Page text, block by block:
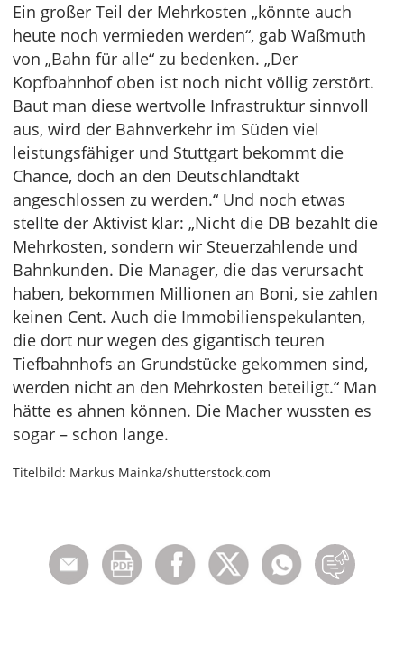
Ein großer Teil der Mehrkosten „könnte auch
heute noch vermieden werden“, gab Waßmuth
von „Bahn für alle“ zu bedenken. „Der
Kopfbahnhof oben ist noch nicht völlig zerstört.
Baut man diese wertvolle Infrastruktur sinnvoll
aus, wird der Bahnverkehr im Süden viel
leistungsfähiger und Stuttgart bekommt die
Chance, doch an den Deutschlandtakt
angeschlossen zu werden.“ Und noch etwas
stellte der Aktivist klar: „Nicht die DB bezahlt die
Mehrkosten, sondern wir Steuerzahlende und
Bahnkunden. Die Manager, die das verursacht
haben, bekommen Millionen an Boni, sie zahlen
keinen Cent. Auch die Immobilienspekulanten,
die dort nur wegen des gigantisch teuren
Tiefbahnhofs an Grundstücke gekommen sind,
werden nicht an den Mehrkosten beteiligt.“ Man
hätte es ahnen können. Die Macher wussten es
sogar – schon lange.
Titelbild: Markus Mainka/shutterstock.com